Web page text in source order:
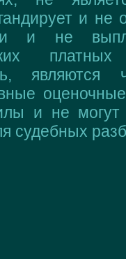
и не
и не
являются
и не могут
судебных